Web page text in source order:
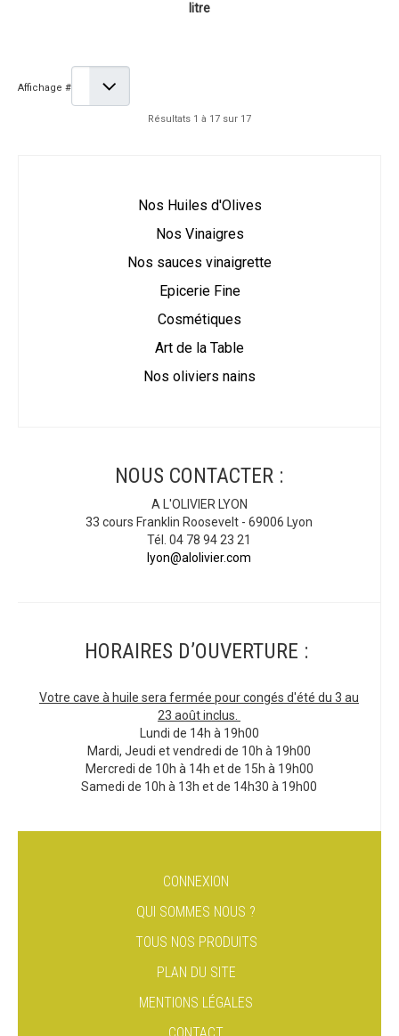
litre
Affichage #
Résultats 1 à 17 sur 17
Nos Huiles d'Olives
Nos Vinaigres
Nos sauces vinaigrette
Epicerie Fine
Cosmétiques
Art de la Table
Nos oliviers nains
NOUS CONTACTER :
A L'OLIVIER LYON
33 cours Franklin Roosevelt - 69006 Lyon
Tél. 04 78 94 23 21
lyon@alolivier.com
HORAIRES D’OUVERTURE :
Votre cave à huile sera fermée pour congés d'été du 3 au
23 août inclus.
Lundi de 14h à 19h00
Mardi, Jeudi et vendredi de 10h à 19h00
Mercredi de 10h à 14h et de 15h à 19h00
Samedi de 10h à 13h et de 14h30 à 19h00
CONNEXION
QUI SOMMES NOUS ?
TOUS NOS PRODUITS
PLAN DU SITE
MENTIONS LÉGALES